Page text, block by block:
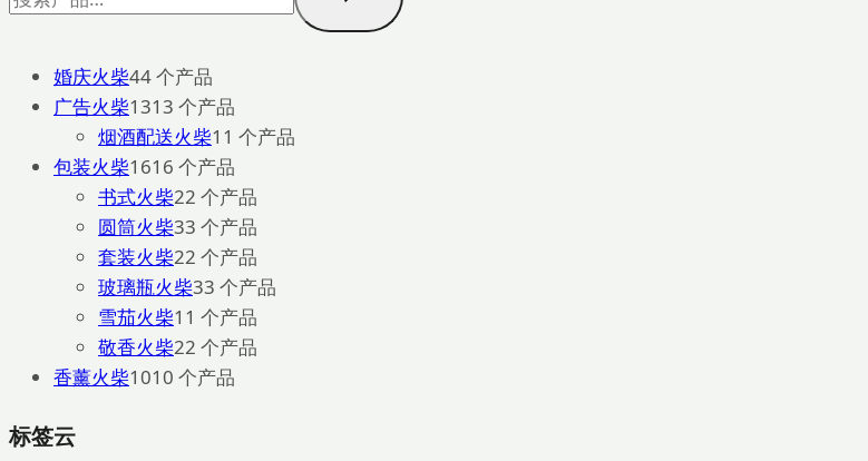
婚庆火柴44 个产品
广告火柴1313 个产品
烟酒配送火柴1 1 个产品
包装火柴1616 个产品
书式火柴22 个产品
圆筒火柴33 个产品
套装火柴22 个产品
玻璃瓶火柴33 个产品
雪茄火柴1 1 个产品
敬香火柴22 个产品
香薰火柴1010 个产品
标签云